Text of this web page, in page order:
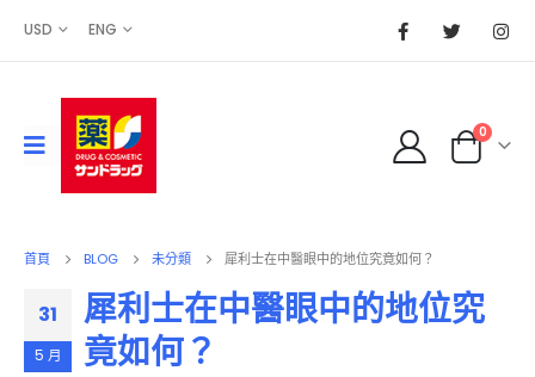
USD ENG
0
首頁 BLOG 未分類 犀利士在中醫眼中的地位究竟如何？
31
5 月
犀利士在中醫眼中的地位究
竟如何？